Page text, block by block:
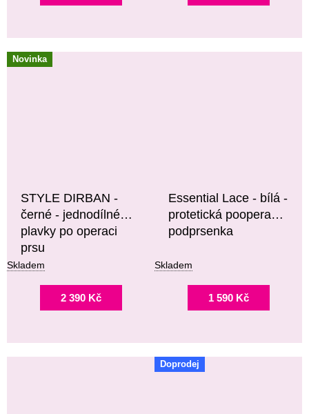
Novinka
STYLE DIRBAN -
černé - jednodílné
plavky po operaci
prsu
Skladem
2 390 Kč
Essential Lace - bílá -
protetická pooperační
podprsenka
Skladem
1 590 Kč
Doprodej